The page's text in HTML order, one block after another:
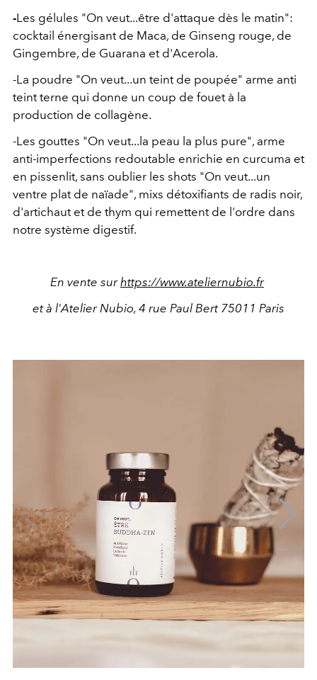
-Les gélules "On veut...être d'attaque dès le matin":
cocktail énergisant de Maca, de Ginseng rouge, de
Gingembre, de Guarana et d'Acerola.
-La poudre "On veut...un teint de poupée" arme anti
teint terne qui donne un coup de fouet à la
production de collagène.
-Les gouttes "On veut...la peau la plus pure", arme
anti-imperfections redoutable enrichie en curcuma et
en pissenlit, sans oublier les shots "On veut...un
ventre plat de naïade", mixs détoxifiants de radis noir,
d'artichaut et de thym qui remettent de l'ordre dans
notre système digestif.
En vente surhttps://www.ateliernubio.fr
et à l'Atelier Nubio, 4 rue Paul Bert 75011 Paris